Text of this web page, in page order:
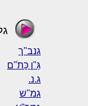
גנב"ך
גַּ"ן כָּתֹ"ם
ג.נ.
גמ"ש